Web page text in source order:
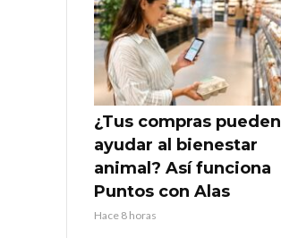
¿Tus compras pueden
ayudar al bienestar
animal? Así funciona
Puntos con Alas
Hace 8 horas